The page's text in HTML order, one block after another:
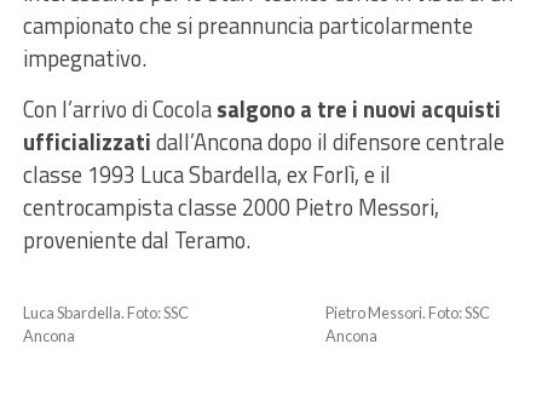
campionato che si preannuncia particolarmente
impegnativo.
Con l’arrivo di Cocolasalgono a tre i nuovi acquisti
ufficializzatidall’Ancona dopo il difensore centrale
classe 1993 Luca Sbardella, ex Forlì, e il
centrocampista classe 2000 Pietro Messori,
proveniente dal Teramo.
Luca Sbardella. Foto: SSC
Ancona
Pietro Messori. Foto: SSC
Ancona